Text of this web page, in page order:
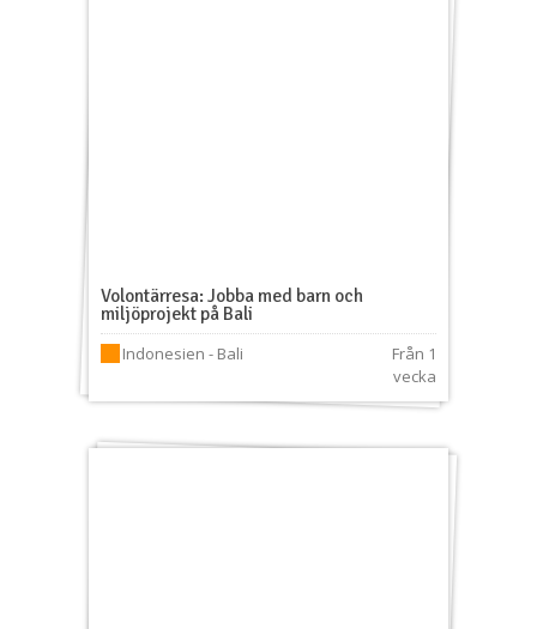
Volontärresa: Jobba med barn och
miljöprojekt på Bali
Indonesien - Bali
Från 1
vecka